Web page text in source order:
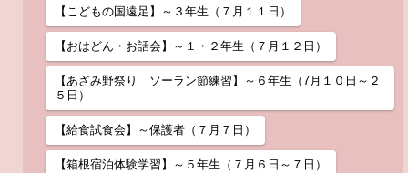
【こどもの国遠足】～３年生（７月１１日）
【おはどん・お話会】～１・２年生（７月１２日）
【あざみ野祭り ソーラン節練習】～６年生（7月１０日～２
５日）
【給食試食会】～保護者（７月７日）
【箱根宿泊体験学習】～５年生（７月６日～７日）